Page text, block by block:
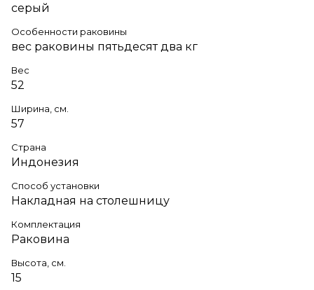
серый
Особенности раковины
вес раковины пятьдесят два кг
Вес
52
Ширина, см.
57
Страна
Индонезия
Способ установки
Накладная на столешницу
Комплектация
Раковина
Высота, см.
15